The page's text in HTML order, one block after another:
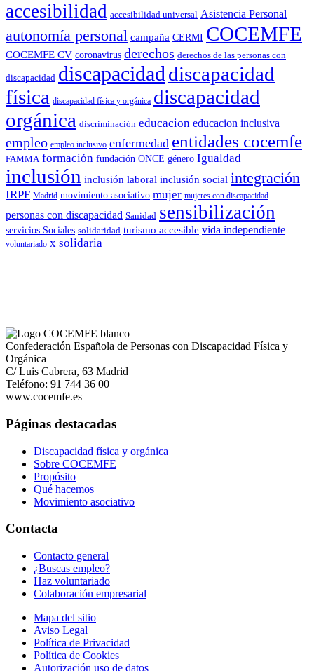
accesibilidad accesibilidad universal Asistencia Personal
autonomía personal campaña CERMI COCEMFE
COCEMFE CV coronavirus derechos derechos de las personas con
discapacidad discapacidad discapacidad
física discapacidad física y orgánica discapacidad
orgánica discriminación educacion educacion inclusiva
empleo empleo inclusivo enfermedad entidades cocemfe
FAMMA formación fundación ONCE género Igualdad
inclusión inclusión laboral inclusión social integración
IRPF Madrid movimiento asociativo mujer mujeres con discapacidad
personas con discapacidad Sanidad sensibilización
servicios Sociales solidaridad turismo accesible vida independiente
voluntariado x solidaria
Confederación Española de Personas con Discapacidad Física y
Orgánica
C/ Luis Cabrera, 63 Madrid
Teléfono: 91 744 36 00
www.cocemfe.es
Páginas destacadas
Discapacidad física y orgánica
Sobre COCEMFE
Propósito
Qué hacemos
Movimiento asociativo
Contacta
Contacto general
¿Buscas empleo?
Haz voluntariado
Colaboración empresarial
Mapa del sitio
Aviso Legal
Política de Privacidad
Política de Cookies
Autorización uso de datos